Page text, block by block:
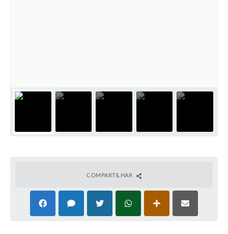
COMPARTILHAR